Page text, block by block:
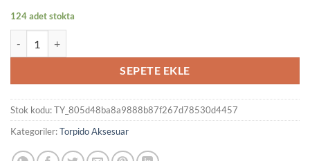
124 adet stokta
SEPETE EKLE
Stok kodu:TY_805d48ba8a9888b87f267d78530d4457
Kategoriler:Torpido Aksesuar